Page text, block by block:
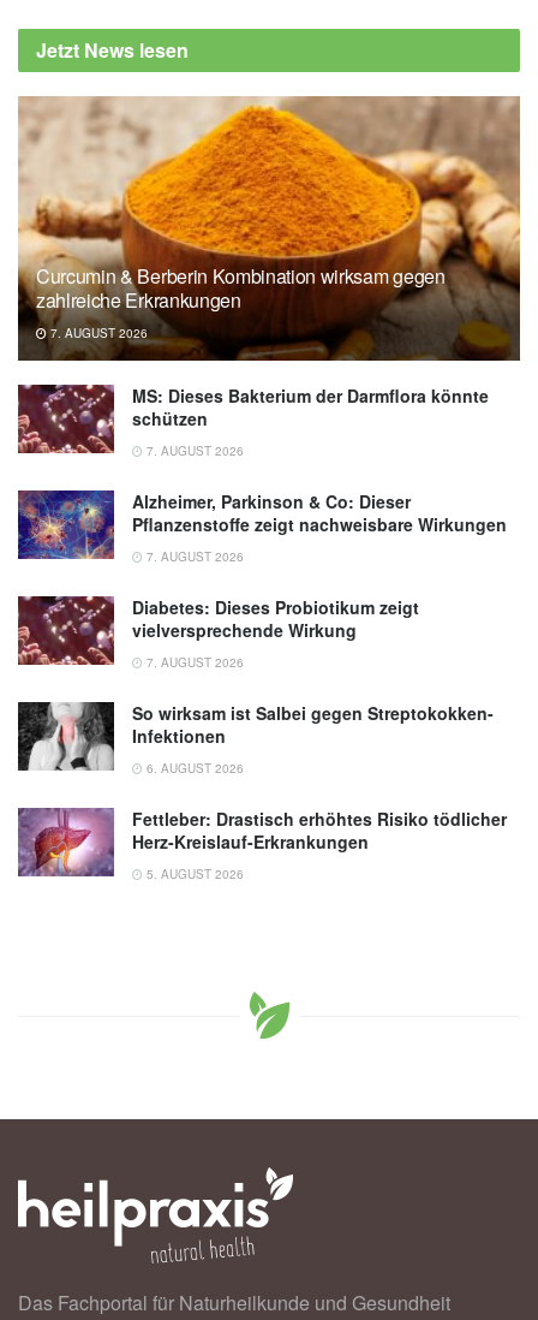
for optimal health, (Abruf: 05.05.2024),
newsnetwork.mayoclinic.org
Jetzt News lesen
Curcumin & Berberin Kombination wirksam gegen
zahlreiche Erkrankungen
7. AUGUST 2026
MS: Dieses Bakterium der Darmflora könnte
schützen
7. AUGUST 2026
Alzheimer, Parkinson & Co: Dieser
Pflanzenstoffe zeigt nachweisbare Wirkungen
7. AUGUST 2026
Diabetes: Dieses Probiotikum zeigt
vielversprechende Wirkung
7. AUGUST 2026
So wirksam ist Salbei gegen Streptokokken-
Infektionen
6. AUGUST 2026
Fettleber: Drastisch erhöhtes Risiko tödlicher
Herz-Kreislauf-Erkrankungen
5. AUGUST 2026
Das Fachportal für Naturheilkunde und Gesundheit